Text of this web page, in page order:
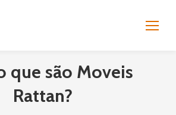
que são Moveis
Rattan?